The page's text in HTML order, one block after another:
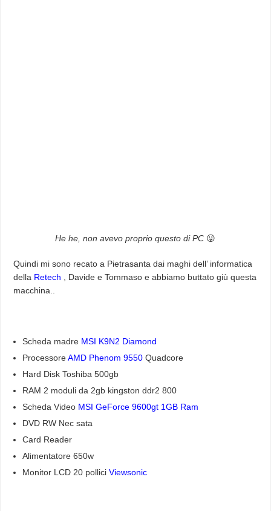
He he, non avevo proprio questo di PC 😛
Quindi mi sono recato a Pietrasanta dai maghi dell’ informatica
della Retech , Davide e Tommaso e abbiamo buttato giù questa
macchina..
Scheda madre MSI K9N2 Diamond
ProcessoreAMD Phenom 9550 Quadcore
Hard Disk Toshiba 500gb
RAM 2 moduli da 2gb kingston ddr2 800
Scheda Video MSI GeForce 9600gt 1GB Ram
DVD RW Nec sata
Card Reader
Alimentatore 650w
Monitor LCD 20 polliciViewsonic